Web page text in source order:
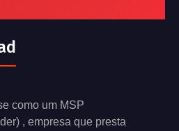
como um MSP
, empresa que presta